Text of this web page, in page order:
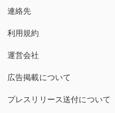
連絡先
利用規約
運営会社
広告掲載について
プレスリリース送付について